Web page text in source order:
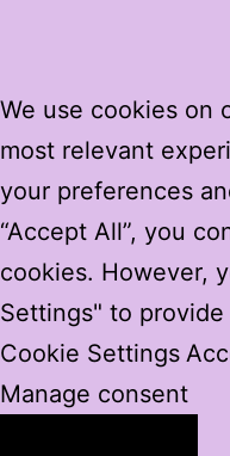
We use cookies on
most relevant
your preferences
“Accept All”, you
cookies. However,
Settings" to
Cookie Settings
Manage consent